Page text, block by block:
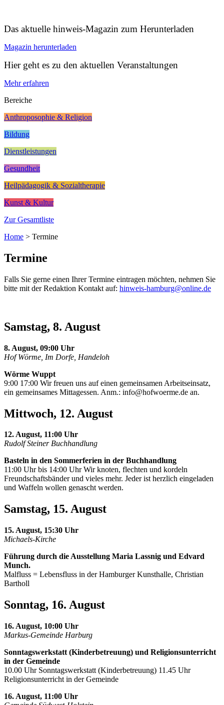
Das aktuelle hinweis-Magazin zum Herunterladen
Magazin herunterladen
Hier geht es zu den aktuellen Veranstaltungen
Mehr erfahren
Bereiche
Anthroposophie & Religion
Bildung
Dienstleistungen
Gesundheit
Heilpädagogik & Sozialtherapie
Kunst & Kultur
Zur Gesamtliste
Home > Termine
Termine
Falls Sie gerne einen Ihrer Termine eintragen möchten, nehmen Sie
bitte mit der Redaktion Kontakt auf: hinweis-hamburg@online.de
Samstag, 8. August
8. August, 09:00 Uhr
Hof Wörme, Im Dorfe, Handeloh
Wörme Wuppt
9:00 17:00 Wir freuen uns auf einen gemeinsamen Arbeitseinsatz,
ein gemeinsames Mittagessen. Anm.: info@hofwoerme.de an.
Mittwoch, 12. August
12. August, 11:00 Uhr
Rudolf Steiner Buchhandlung
Basteln in den Sommerferien in der Buchhandlung
11:00 Uhr bis 14:00 Uhr Wir knoten, flechten und kordeln
Freundschaftsbänder und vieles mehr. Jeder ist herzlich eingeladen
und Waffeln wollen genascht werden.
Samstag, 15. August
15. August, 15:30 Uhr
Michaels-Kirche
Führung durch die Ausstellung Maria Lassnig und Edvard
Munch.
Malfluss = Lebensfluss in der Hamburger Kunsthalle, Christian
Bartholl
Sonntag, 16. August
16. August, 10:00 Uhr
Markus-Gemeinde Harburg
Sonntagswerkstatt (Kinderbetreuung) und Religionsunterricht
in der Gemeinde
10.00 Uhr Sonntagswerkstatt (Kinderbetreuung) 11.45 Uhr
Religionsunterricht in der Gemeinde
16. August, 11:00 Uhr